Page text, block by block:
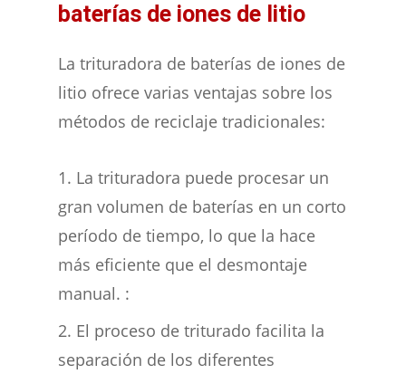
baterías de iones de litio
La trituradora de baterías de iones de
litio ofrece varias ventajas sobre los
métodos de reciclaje tradicionales:
La trituradora puede procesar un
gran volumen de baterías en un corto
período de tiempo, lo que la hace
más eficiente que el desmontaje
manual. :
El proceso de triturado facilita la
separación de los diferentes